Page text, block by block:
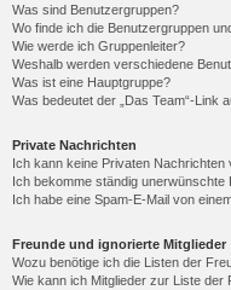
Was sind Benutzergruppen?
Wo finde ich die Benutzergruppen
Wie werde ich Gruppenleiter?
Weshalb werden verschiedene
Was ist eine Hauptgruppe?
Was bedeutet der „Das Team“-Link
Private Nachrichten
Ich kann keine Privaten Nachrichten
Ich bekomme ständig unerwünschte
Ich habe eine Spam-E-Mail von
Freunde und ignorierte Mitglieder
Wozu benötige ich die Listen der
Wie kann ich Mitglieder zur Liste